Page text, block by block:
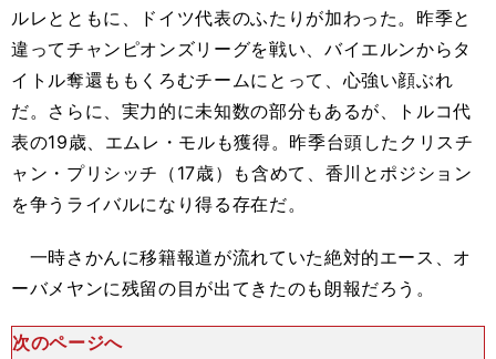
ルレとともに、ドイツ代表のふたりが加わった。昨季と
違ってチャンピオンズリーグを戦い、バイエルンからタ
イトル奪還ももくろむチームにとって、心強い顔ぶれ
だ。さらに、実力的に未知数の部分もあるが、トルコ代
表の19歳、エムレ・モルも獲得。昨季台頭したクリスチ
ャン・プリシッチ（17歳）も含めて、香川とポジション
を争うライバルになり得る存在だ。
一時さかんに移籍報道が流れていた絶対的エース、オ
ーバメヤンに残留の目が出てきたのも朗報だろう。
次のページへ